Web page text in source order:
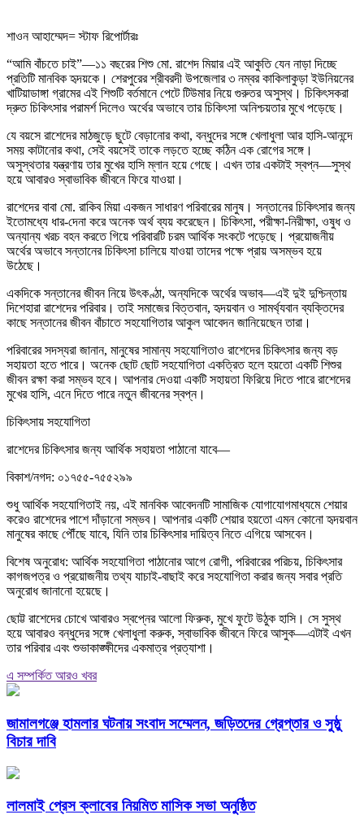
শাওন আহাম্মেদ= স্টাফ রিপোর্টারঃ
“আমি বাঁচতে চাই”—১১ বছরের শিশু মো. রাশেদ মিয়ার এই আকুতি যেন নাড়া দিচ্ছে
প্রতিটি মানবিক হৃদয়কে। শেরপুরের শ্রীবরদী উপজেলার ৩ নম্বর কাকিলাকুড়া ইউনিয়নের
খাটিয়াডাঙ্গা গ্রামের এই শিশুটি বর্তমানে পেটে টিউমার নিয়ে গুরুতর অসুস্থ। চিকিৎসকরা
দ্রুত চিকিৎসার পরামর্শ দিলেও অর্থের অভাবে তার চিকিৎসা অনিশ্চয়তার মুখে পড়েছে।
যে বয়সে রাশেদের মাঠজুড়ে ছুটে বেড়ানোর কথা, বন্ধুদের সঙ্গে খেলাধুলা আর হাসি-আনন্দে
সময় কাটানোর কথা, সেই বয়সেই তাকে লড়তে হচ্ছে কঠিন এক রোগের সঙ্গে।
অসুস্থতার যন্ত্রণায় তার মুখের হাসি ম্লান হয়ে গেছে। এখন তার একটাই স্বপ্ন—সুস্থ
হয়ে আবারও স্বাভাবিক জীবনে ফিরে যাওয়া।
রাশেদের বাবা মো. রাকিব মিয়া একজন সাধারণ পরিবারের মানুষ। সন্তানের চিকিৎসার জন্য
ইতোমধ্যে ধার-দেনা করে অনেক অর্থ ব্যয় করেছেন। চিকিৎসা, পরীক্ষা-নিরীক্ষা, ওষুধ ও
অন্যান্য খরচ বহন করতে গিয়ে পরিবারটি চরম আর্থিক সংকটে পড়েছে। প্রয়োজনীয়
অর্থের অভাবে সন্তানের চিকিৎসা চালিয়ে যাওয়া তাদের পক্ষে প্রায় অসম্ভব হয়ে
উঠেছে।
একদিকে সন্তানের জীবন নিয়ে উৎকণ্ঠা, অন্যদিকে অর্থের অভাব—এই দুই দুশ্চিন্তায়
দিশেহারা রাশেদের পরিবার। তাই সমাজের বিত্তবান, হৃদয়বান ও সামর্থ্যবান ব্যক্তিদের
কাছে সন্তানের জীবন বাঁচাতে সহযোগিতার আকুল আবেদন জানিয়েছেন তারা।
পরিবারের সদস্যরা জানান, মানুষের সামান্য সহযোগিতাও রাশেদের চিকিৎসার জন্য বড়
সহায়তা হতে পারে। অনেক ছোট ছোট সহযোগিতা একত্রিত হলে হয়তো একটি শিশুর
জীবন রক্ষা করা সম্ভব হবে। আপনার দেওয়া একটি সহায়তা ফিরিয়ে দিতে পারে রাশেদের
মুখের হাসি, এনে দিতে পারে নতুন জীবনের স্বপ্ন।
চিকিৎসায় সহযোগিতা
রাশেদের চিকিৎসার জন্য আর্থিক সহায়তা পাঠানো যাবে—
বিকাশ/নগদ: ০১৭৫৫-৭৫৫২৯৯
শুধু আর্থিক সহযোগিতাই নয়, এই মানবিক আবেদনটি সামাজিক যোগাযোগমাধ্যমে শেয়ার
করেও রাশেদের পাশে দাঁড়ানো সম্ভব। আপনার একটি শেয়ার হয়তো এমন কোনো হৃদয়বান
মানুষের কাছে পৌঁছে যাবে, যিনি তার চিকিৎসার দায়িত্ব নিতে এগিয়ে আসবেন।
বিশেষ অনুরোধ: আর্থিক সহযোগিতা পাঠানোর আগে রোগী, পরিবারের পরিচয়, চিকিৎসার
কাগজপত্র ও প্রয়োজনীয় তথ্য যাচাই-বাছাই করে সহযোগিতা করার জন্য সবার প্রতি
অনুরোধ জানানো হয়েছে।
ছোট্ট রাশেদের চোখে আবারও স্বপ্নের আলো ফিরুক, মুখে ফুটে উঠুক হাসি। সে সুস্থ
হয়ে আবারও বন্ধুদের সঙ্গে খেলাধুলা করুক, স্বাভাবিক জীবনে ফিরে আসুক—এটাই এখন
তার পরিবার এবং শুভাকাঙ্ক্ষীদের একমাত্র প্রত্যাশা।
এ সম্পর্কিত আরও খবর
জামালগঞ্জে হামলার ঘটনায় সংবাদ সম্মেলন, জড়িতদের গ্রেপ্তার ও সুষ্ঠু
বিচার দাবি
লালমাই প্রেস ক্লাবের নিয়মিত মাসিক সভা অনুষ্ঠিত